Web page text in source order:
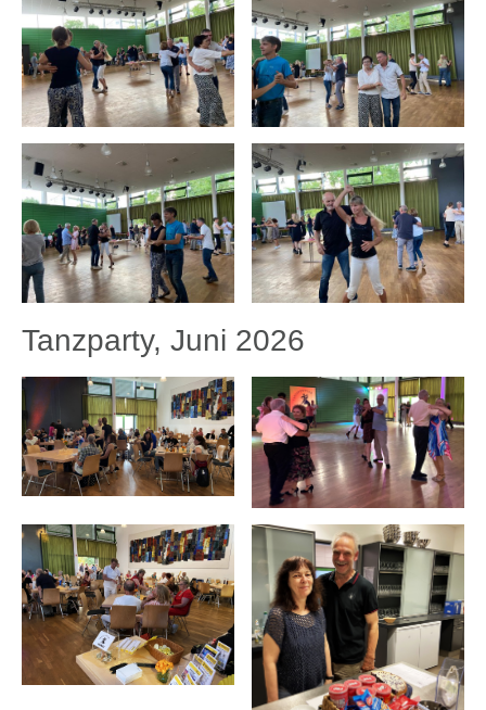
Tanzparty, Juni 2026